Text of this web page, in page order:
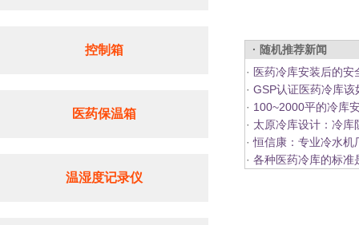
控制箱
医药保温箱
温湿度记录仪
· 随机推荐新闻
· 医药冷库安装后的安
· GSP认证医药冷库该
· 100~2000平的冷库
· 太原冷库设计：冷库
·恒信康：专业冷水机
· 各种医药冷库的标准